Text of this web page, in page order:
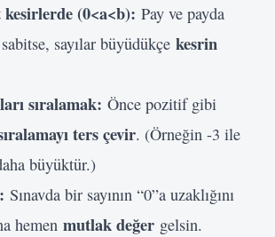
(0<a<b): Pay ve payda
sayılar büyüdükçe kesrin
sıralamak: Önce pozitif gibi
ters çevir. (Örneğin -3 ile
büyüktür.)
Sınavda bir sayının “0”a uzaklığını
hemen mutlak değer gelsin.